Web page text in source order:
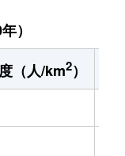
）
（人/km2）